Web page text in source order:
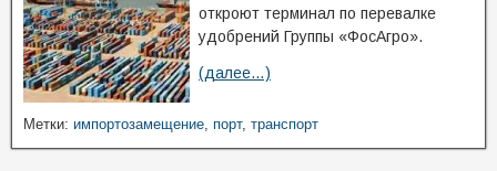
откроют терминал по перевалке
удобрений Группы «ФосАгро».
(далее…)
Метки: импортозамещение, порт, транспорт